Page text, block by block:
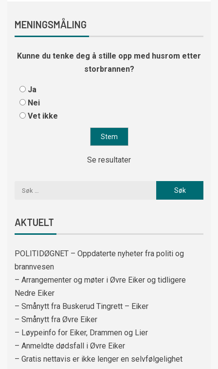
MENINGSMÅLING
Kunne du tenke deg å stille opp med husrom etter
storbrannen?
Ja
Nei
Vet ikke
Se resultater
AKTUELT
POLITIDØGNET – Oppdaterte nyheter fra politi og
brannvesen
– Arrangementer og møter i Øvre Eiker og tidligere
Nedre Eiker
– Smånytt fra Buskerud Tingrett – Eiker
– Smånytt fra Øvre Eiker
– Løypeinfo for Eiker, Drammen og Lier
– Anmeldte dødsfall i Øvre Eiker
– Gratis nettavis er ikke lenger en selvfølgelighet